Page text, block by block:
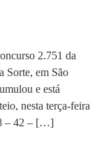
2.751 da
Sorte, em São
e está
nesta terça-feira
– 42 – […]